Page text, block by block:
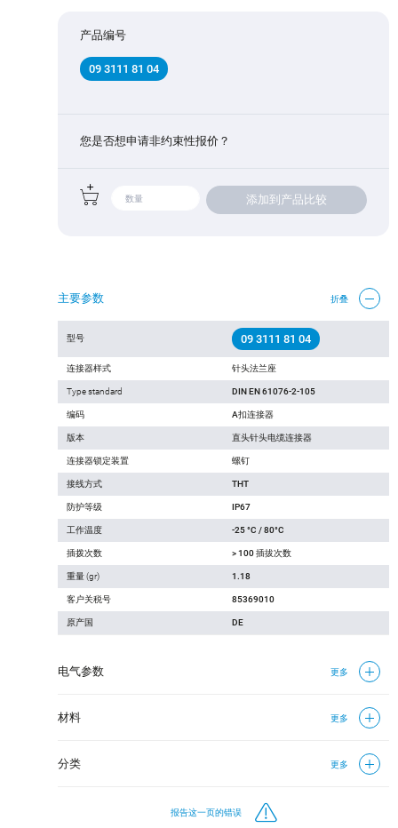
产品编号
09 3111 81 04
您是否想申请非约束性报价？
添加到产品比较
主要参数 折叠
型号 09 3111 81 04
连接器样式 针头法兰座
Type standard DIN EN 61076-2-105
编码 A扣连接器
版本 直头针头电缆连接器
连接器锁定装置 螺钉
接线方式 THT
防护等级 IP67
工作温度 -25 °C / 80°C
插拨次数 > 100 插拔次数
重量 (gr) 1.18
客户关税号 85369010
原产国 DE
电气参数 更多
材料 更多
分类 更多
报告这一页的错误